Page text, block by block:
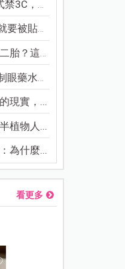
，看...
被貼「...
？這8...
藥水納...
現實，...
植物人...
為什麼...
看更多